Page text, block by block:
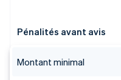
Pénalités avant avis
Montant minimal